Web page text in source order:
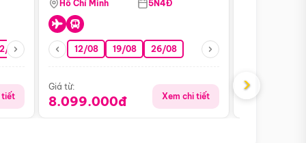
08 26/08 05/09 09/09 12/09
tiết
Hồ Chí Minh 5N4Đ
12/08 19/08 26/08
Giá từ:
8.099.000đ Xem chi tiết
Giá từ:
›